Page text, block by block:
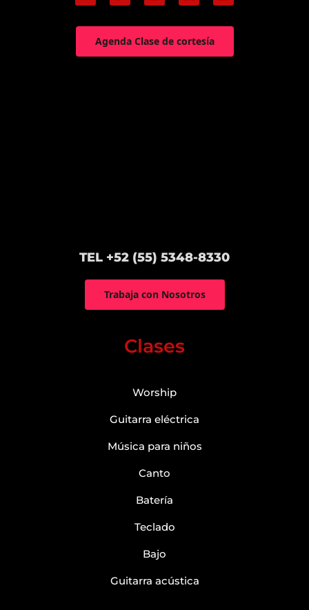
Agenda Clase de cortesía
TEL +52 (55) 5348-8330
Trabaja con Nosotros
Clases
Worship
Guitarra eléctrica
Música para niños
Canto
Batería
Teclado
Bajo
Guitarra acústica